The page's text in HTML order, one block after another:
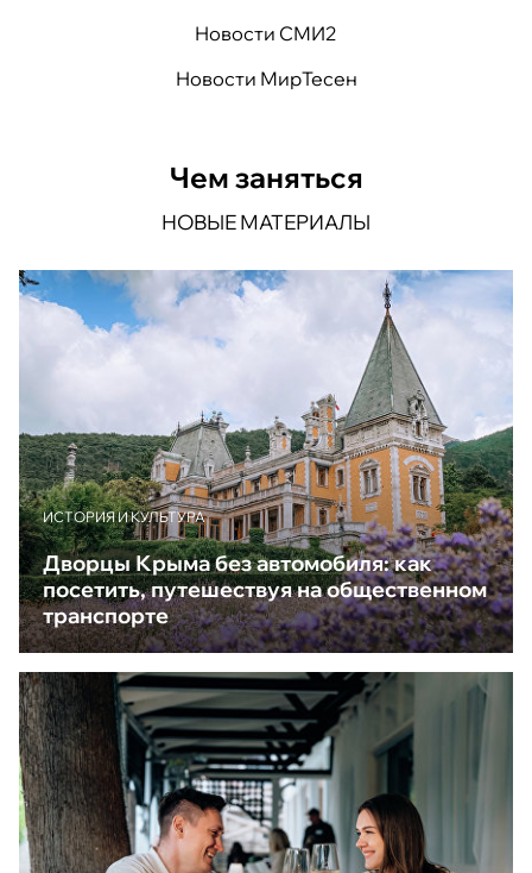
Новости СМИ2
Новости МирТесен
Чем заняться
НОВЫЕ МАТЕРИАЛЫ
ИСТОРИЯ И КУЛЬТУРА
Дворцы Крыма без автомобиля: как
посетить, путешествуя на общественном
транспорте